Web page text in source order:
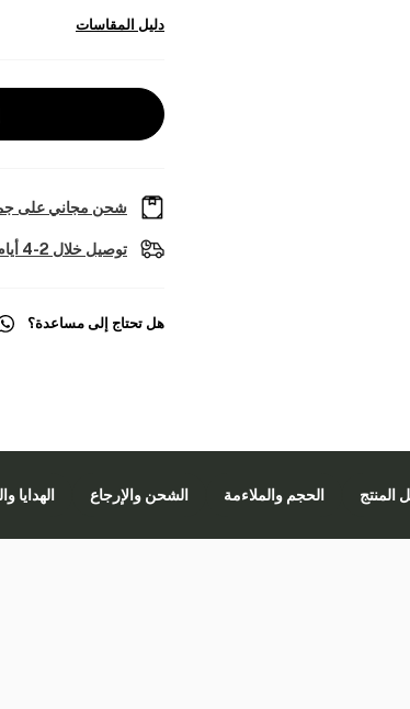
دليل المقاسات
شحن مجاني على
توصيل خلال 2-4 أيام عمل
هل تحتاج إلى مساعدة؟
المنتج الحجم والملاءمة الشحن والإرجاع الهدايا